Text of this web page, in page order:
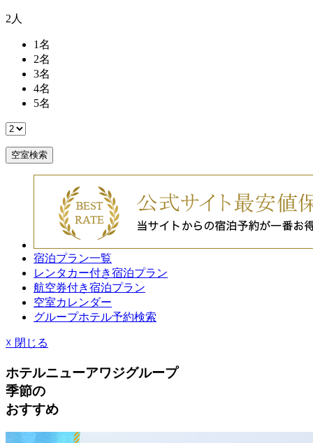
2 人
1名
2名
3名
4名
5名
空室検索
宿泊プラン一覧
レンタカー付き宿泊プラン
航空券付き宿泊プラン
空室カレンダー
グループホテル予約検索
☓ 閉じる
ホテルニューアワジグループ
季節の
おすすめ